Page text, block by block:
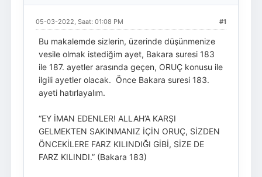
#1
05-03-2022, Saat: 01:08 PM
Bu makalemde sizlerin, üzerinde düşünmenize
vesile olmak istediğim ayet, Bakara suresi 183
ile 187. ayetler arasında geçen, ORUÇ konusu ile
ilgili ayetler olacak. Önce Bakara suresi 183.
ayeti hatırlayalım.
“EY İMAN EDENLER! ALLAH’A KARŞI
GELMEKTEN SAKINMANIZ İÇİN ORUÇ, SİZDEN
ÖNCEKİLERE FARZ KILINDIĞI GİBİ, SİZE DE
FARZ KILINDI.” (Bakara 183)